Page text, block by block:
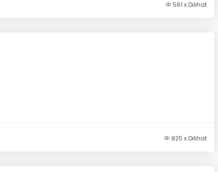
561 x Dilihat
825 x Dilihat